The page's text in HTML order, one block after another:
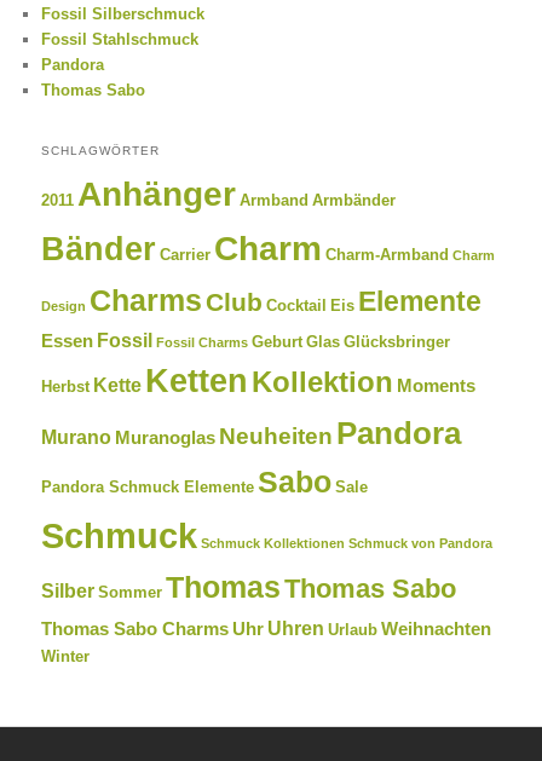
Fossil Silberschmuck
Fossil Stahlschmuck
Pandora
Thomas Sabo
SCHLAGWÖRTER
2011 Anhänger Armband Armbänder
Bänder Carrier Charm Charm-Armband Charm
Design CharmsClub Cocktail Eis Elemente
Essen Fossil Fossil Charms Geburt Glas Glücksbringer
Herbst Kette Ketten Kollektion Moments
Murano Muranoglas Neuheiten Pandora
Pandora Schmuck Elemente Sabo Sale
Schmuck Schmuck Kollektionen Schmuck von Pandora
Silber Sommer ThomasThomas Sabo
Thomas Sabo Charms Uhr Uhren Urlaub Weihnachten
Winter